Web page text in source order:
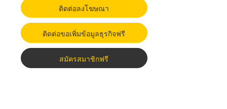
ติดต่อลงโฆษณา
ติดต่อขอเพิ่มข้อมูลธุรกิจฟรี
สมัครสมาชิกฟรี